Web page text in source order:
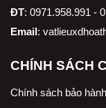
ĐT: 0971.958.991 -
Email :
CHÍNH SÁCH
Chính sách bảo hành